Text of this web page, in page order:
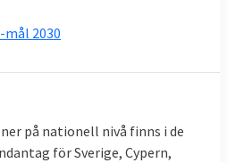
direktiv som
EWC.
mål 2030
på nationell nivå finns i de
för Sverige, Cypern,